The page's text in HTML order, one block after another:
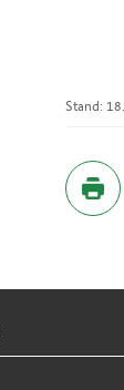
Stand: